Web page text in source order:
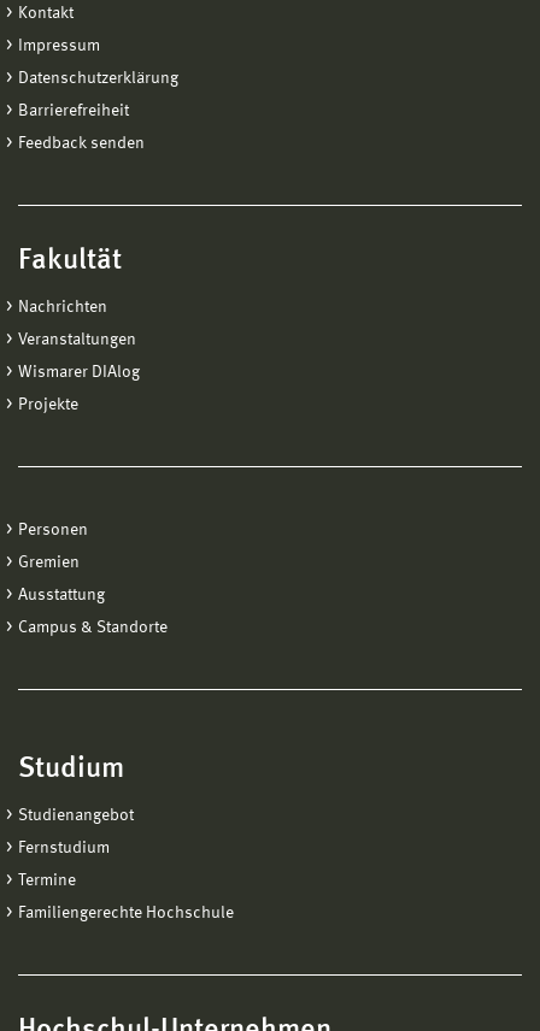
Kontakt
Impressum
Datenschutzerklärung
Barrierefreiheit
Feedback senden
Fakultät
Nachrichten
Veranstaltungen
Wismarer DIAlog
Projekte
Personen
Gremien
Ausstattung
Campus & Standorte
Studium
Studienangebot
Fernstudium
Termine
Familiengerechte Hochschule